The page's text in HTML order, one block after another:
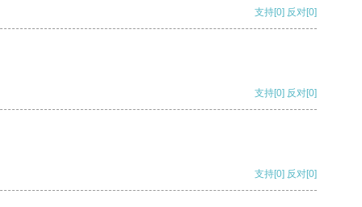
支持[0] 反对[0]
支持[0] 反对[0]
支持[0] 反对[0]